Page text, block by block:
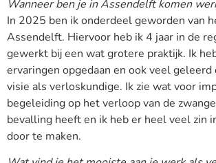
Wanneer ben je in Assendelft komen
In 2025 ben ik onderdeel geworden van
Assendelft. Hiervoor heb ik 4 jaar in de
gewerkt bij een wat grotere praktijk. Ik
ervaringen opgedaan en ook veel geleerd
visie als verloskundige. Ik zie wat voor
begeleiding op het verloop van de
bevalling heeft en ik heb er heel veel zin
door te maken.